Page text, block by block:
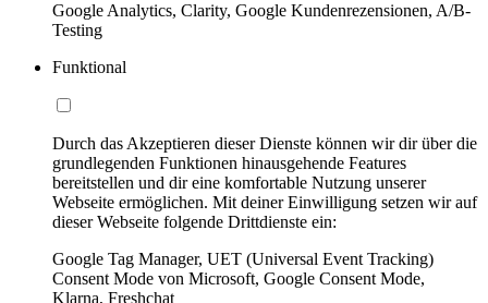
Google Analytics, Clarity, Google Kundenrezensionen, A/B-
Testing
Funktional
Durch das Akzeptieren dieser Dienste können wir dir über die
grundlegenden Funktionen hinausgehende Features
bereitstellen und dir eine komfortable Nutzung unserer
Webseite ermöglichen. Mit deiner Einwilligung setzen wir auf
dieser Webseite folgende Drittdienste ein:
Google Tag Manager, UET (Universal Event Tracking)
Consent Mode von Microsoft, Google Consent Mode,
Klarna, Freshchat